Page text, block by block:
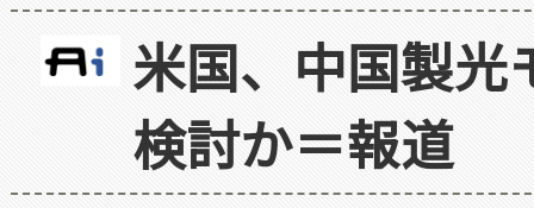
米国、中国製光
検討か＝報道